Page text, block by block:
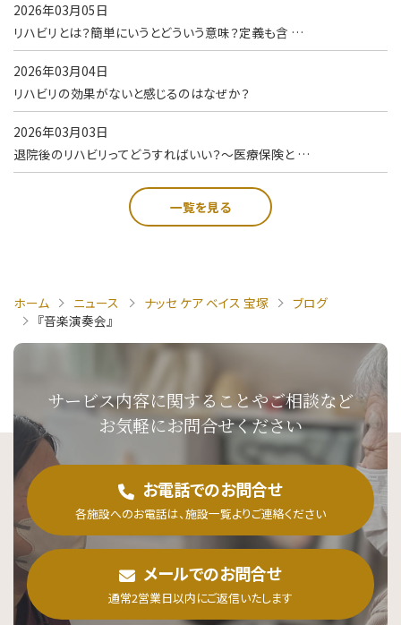
2026年03月05日
リハビリとは？簡単にいうとどういう意味？定義も含 …
2026年03月04日
リハビリの効果がないと感じるのはなぜか？
2026年03月03日
退院後のリハビリってどうすればいい？～医療保険と …
一覧を見る
ホーム ニュース ナッセ ケア ベイス 宝塚
ブログ
『音楽演奏会』
サービス内容に関することやご相談など
お気軽にお問合せください
お電話でのお問合せ
各施設へのお電話は、施設一覧よりご連絡ください
メールでのお問合せ
通常2営業日以内にご返信いたします